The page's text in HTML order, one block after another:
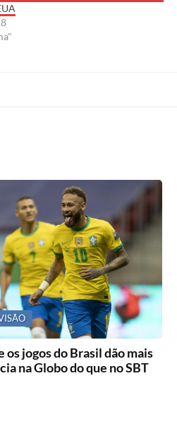
os jogos do Brasil dão mais
na Globo do que no SBT